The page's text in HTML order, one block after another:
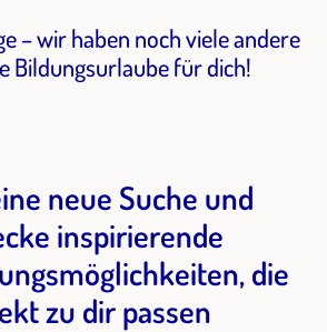
– wir haben noch viele andere
Bildungsurlaube für dich!
neue Suche und
inspirierende
die
zu dir passen